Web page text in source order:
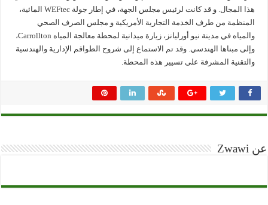
هذا المجال. و قد كانت لرئيس مجلس الجهة، في إطار جولة WEFtec المائية،
المنظمة من طرف الخدمة التجارية الأمريكية و مجلس الصرف الصحي
والمياه في مدينة نيو أورليانز، زيارة ميدانية لمحطة معالجة المياه Carrollton،
وإلى مبناها الهندسي. وقد تم الاستماع إلى شروح الطواقم الإدارية والهندسية
والتقنية المشرفة على تسيير هذه المحطة.
عن Zwawi